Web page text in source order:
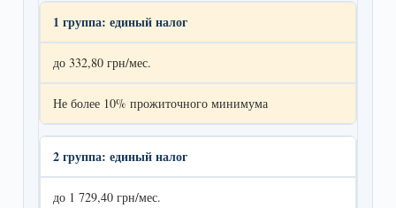
1 группа: единый налог
до 332,80 грн/мес.
Не более 10% прожиточного минимума
2 группа: единый налог
до 1 729,40 грн/мес.